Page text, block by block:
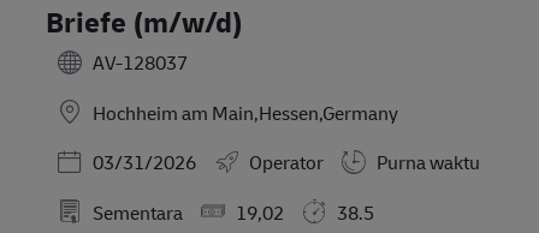
Briefe (m/w/d)
AV-128037
Hochheim am Main,Hessen,Germany
Posted Date
03/31/2026 Operator
Purna waktu
Sementara
19,02
38.5